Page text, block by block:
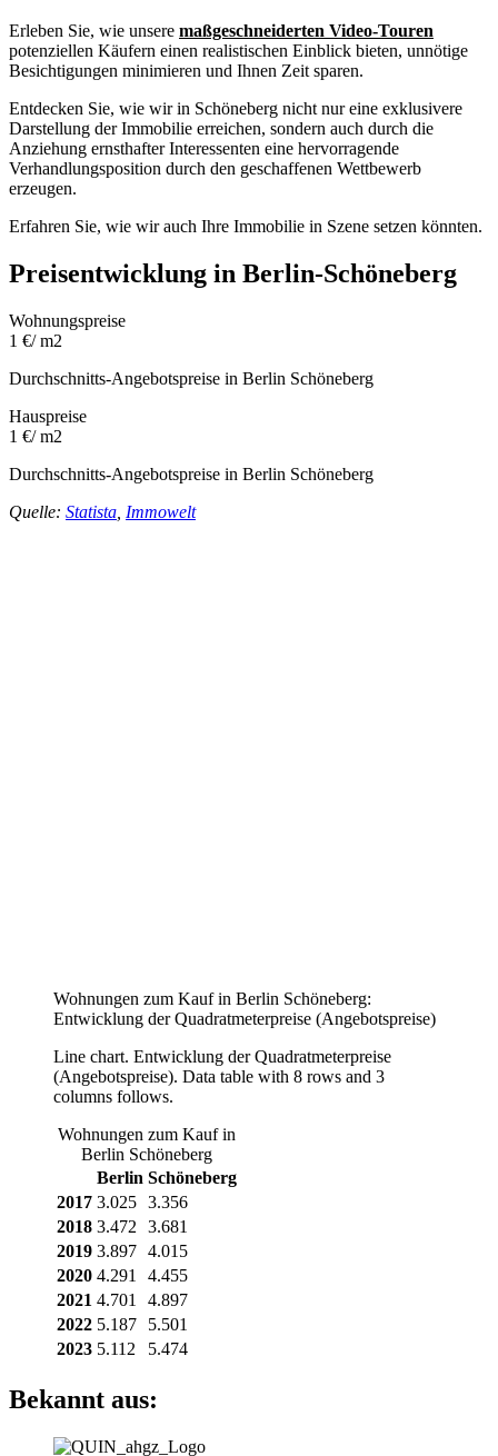
Erleben Sie, wie unsere maßgeschneiderten Video-Touren
potenziellen Käufern einen realistischen Einblick bieten, unnötige
Besichtigungen minimieren und Ihnen Zeit sparen.
Entdecken Sie, wie wir in Schöneberg nicht nur eine exklusivere
Darstellung der Immobilie erreichen, sondern auch durch die
Anziehung ernsthafter Interessenten eine hervorragende
Verhandlungsposition durch den geschaffenen Wettbewerb
erzeugen.
Erfahren Sie, wie wir auch Ihre Immobilie in Szene setzen könnten.
Preisentwicklung in Berlin-Schöneberg
Wohnungspreise
1 €/ m2
Durchschnitts-Angebotspreise in Berlin Schöneberg
Hauspreise
1 €/ m2
Durchschnitts-Angebotspreise in Berlin Schöneberg
Quelle: Statista Immowelt
Wohnungen zum Kauf in Berlin Schöneberg:
Entwicklung der Quadratmeterpreise (Angebotspreise)
Line chart. Entwicklung der Quadratmeterpreise
(Angebotspreise). Data table with 8 rows and 3
columns follows.
Wohnungen zum Kauf in
Berlin Schöneberg
Berlin Schöneberg
2017 3.025 3.356
2018 3.472
3.681
2019 3.897 4.015
2020 4.291
4.455
2021 4.701
4.897
2022 5.187
5.501
2023 5.112 5.474
Bekannt aus: